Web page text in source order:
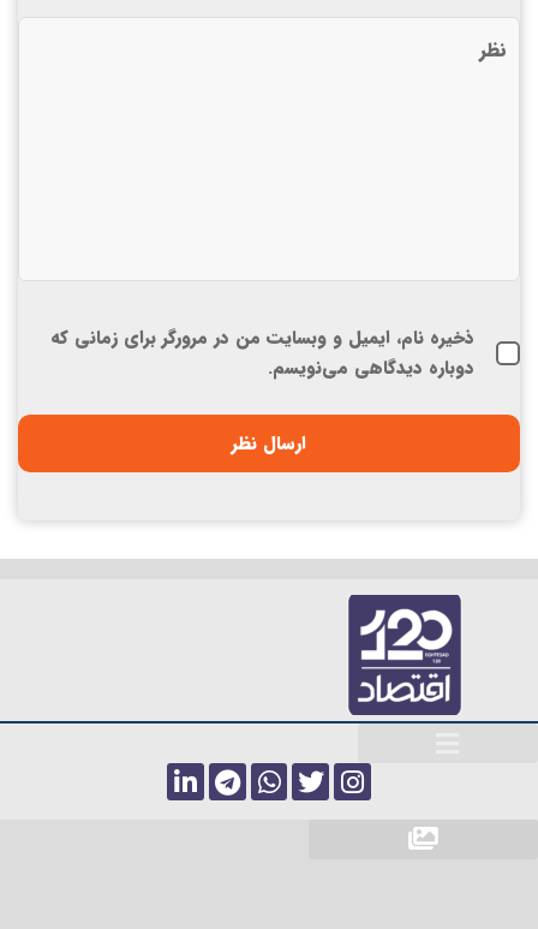
ذخیره نام، ایمیل و وبسایت من در مرورگر برای زمانی که
دوباره دیدگاهی می‌نویسم.